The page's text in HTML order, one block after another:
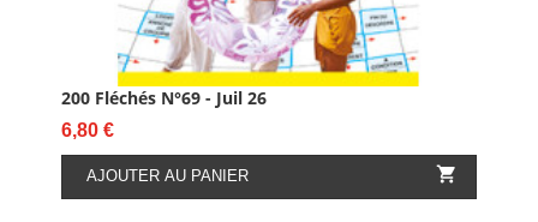
200 Fléchés N°69 - Juil 26
Prix
6,80 €
AJOUTER AU PANIER 